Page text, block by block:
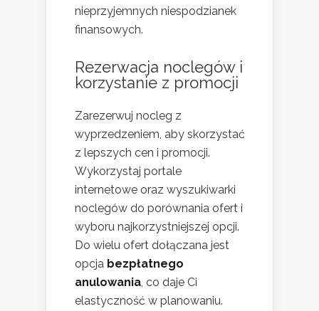
nieprzyjemnych niespodzianek
finansowych.
Rezerwacja noclegów i
korzystanie z promocji
Zarezerwuj nocleg z
wyprzedzeniem, aby skorzystać
z lepszych cen i promocji.
Wykorzystaj portale
internetowe oraz wyszukiwarki
noclegów do porównania ofert i
wyboru najkorzystniejszej opcji.
Do wielu ofert dołączana jest
opcja bezpłatnego
anulowania , co daje Ci
elastyczność w planowaniu.